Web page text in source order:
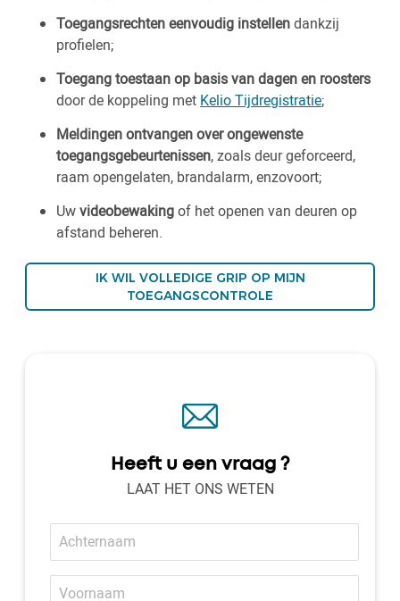
Toegangsrechten eenvoudig instellendankzij
profielen;
Toegang toestaan op basis van dagen en roosters
door de koppeling met Kelio Tijdregistratie;
Meldingen ontvangen over ongewenste
toegangsgebeurtenissen, zoals deur geforceerd,
raam opengelaten, brandalarm, enzovoort;
Uwvideobewakingof het openen van deuren op
afstand beheren.
IK WIL VOLLEDIGE GRIP OP MIJN
TOEGANGSCONTROLE
Heeft u een vraag ?
LAAT HET ONS WETEN
Achternaam
Voornaam